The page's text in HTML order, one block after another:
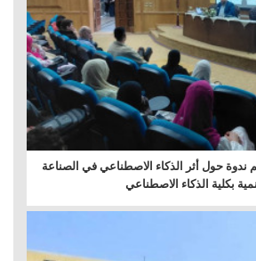
ندوة حول أثر الذكاء الاصطناعي في الصناعة
بكلية الذكاء الاصطناعي